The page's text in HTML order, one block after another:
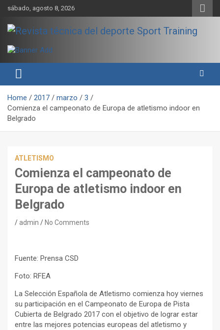
Skip
content
sábado, agosto 8, 2026
Revista técnica del deporte
Sport Training
rendimiento, nutrición y entrenamiento.
Home 2017 marzo
3
Comienza el campeonato de Europa de atletismo indoor en
Belgrado
ATLETISMO
Comienza el campeonato de
Europa de atletismo indoor en
Belgrado
admin No Comments
Fuente: Prensa CSD
Foto: RFEA
La Selección Española de Atletismo comienza hoy viernes
su participación en el Campeonato de Europa de Pista
Cubierta de Belgrado 2017 con el objetivo de lograr estar
entre las mejores potencias europeas del atletismo y